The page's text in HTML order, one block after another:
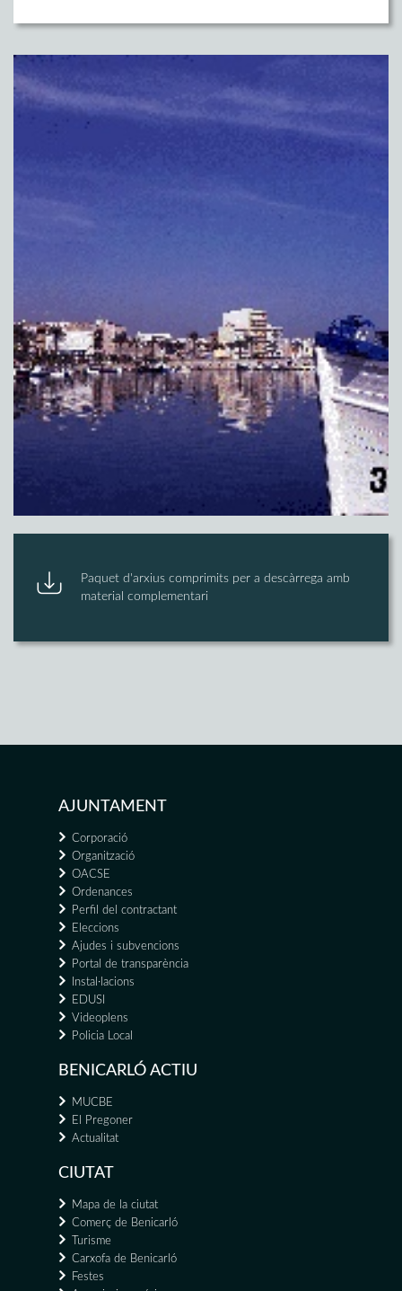
Paquet d'arxius comprimits per a descàrrega amb
material complementari
AJUNTAMENT
Corporació
Organització
OACSE
Ordenances
Perfil del contractant
Eleccions
Ajudes i subvencions
Portal de transparència
Instal·lacions
EDUSI
Videoplens
Policia Local
BENICARLÓ ACTIU
MUCBE
El Pregoner
Actualitat
CIUTAT
Mapa de la ciutat
Comerç de Benicarló
Turisme
Carxofa de Benicarló
Festes